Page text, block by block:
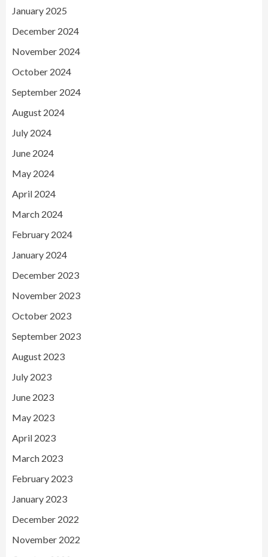
January 2025
December 2024
November 2024
October 2024
September 2024
August 2024
July 2024
June 2024
May 2024
April 2024
March 2024
February 2024
January 2024
December 2023
November 2023
October 2023
September 2023
August 2023
July 2023
June 2023
May 2023
April 2023
March 2023
February 2023
January 2023
December 2022
November 2022